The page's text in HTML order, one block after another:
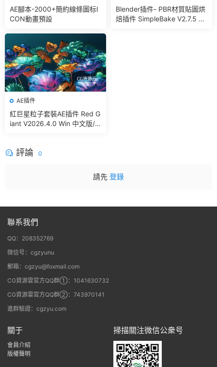
AE腳本-2000+簡約線條圖标I
CON動畫預設
Blender插件- PBR材質貼圖烘
焙插件 SimpleBake V2.7.5 –
AE插件
紅巨星粒子套裝AE插件 Red G
iant V2026.4.0 Win 中文版/
評論 0
請先 登錄
聯系我們
QQ：208352769
微信号：cgzyunu
郵箱：cgzyu@foxmail.com
CG資源雲官方QQ群①：1041630732
CG資源雲官方QQ群②：743970141
進群驗證：cgzyu.com
關于
會員介紹
版權聲明
掃描關注微信公衆号